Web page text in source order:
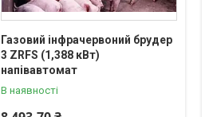
Газовий інфрачервоний брудер
3 ZRFS (1,388 кВт)
напівавтомат
В наявності